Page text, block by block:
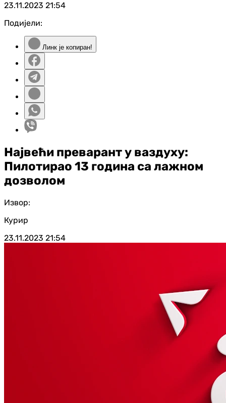
23.11.2023 21:54
Подијели:
Линк је копиран!
Највећи преварант у ваздуху:
Пилотирао 13 година са лажном
дозволом
Извор:
Курир
23.11.2023 21:54